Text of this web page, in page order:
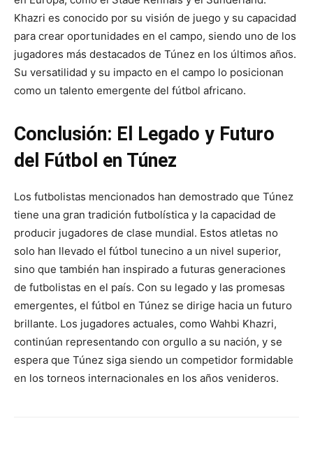
Khazri es conocido por su visión de juego y su capacidad
para crear oportunidades en el campo, siendo uno de los
jugadores más destacados de Túnez en los últimos años.
Su versatilidad y su impacto en el campo lo posicionan
como un talento emergente del fútbol africano.
Conclusión: El Legado y Futuro
del Fútbol en Túnez
Los futbolistas mencionados han demostrado que Túnez
tiene una gran tradición futbolística y la capacidad de
producir jugadores de clase mundial. Estos atletas no
solo han llevado el fútbol tunecino a un nivel superior,
sino que también han inspirado a futuras generaciones
de futbolistas en el país. Con su legado y las promesas
emergentes, el fútbol en Túnez se dirige hacia un futuro
brillante. Los jugadores actuales, como Wahbi Khazri,
continúan representando con orgullo a su nación, y se
espera que Túnez siga siendo un competidor formidable
en los torneos internacionales en los años venideros.